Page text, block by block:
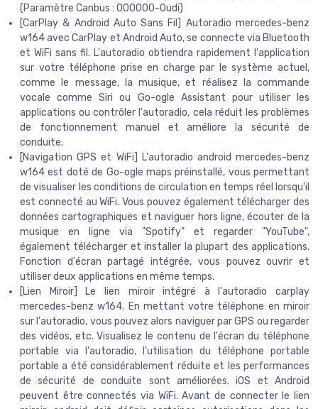
(Paramètre Canbus : 000000-Oudi)
[CarPlay & Android Auto Sans Fil] Autoradio mercedes-benz
w164 avec CarPlay et Android Auto, se connecte via Bluetooth
et WiFi sans fil. L'autoradio obtiendra rapidement l'application
sur votre téléphone prise en charge par le système actuel,
comme le message, la musique, et réalisez la commande
vocale comme Siri ou Go-ogle Assistant pour utiliser les
applications ou contrôler l'autoradio, cela réduit les problèmes
de fonctionnement manuel et améliore la sécurité de
conduite.
[Navigation GPS et WiFi] L'autoradio android mercedes-benz
w164 est doté de Go-ogle maps préinstallé, vous permettant
de visualiser les conditions de circulation en temps réel lorsqu'il
est connecté au WiFi. Vous pouvez également télécharger des
données cartographiques et naviguer hors ligne, écouter de la
musique en ligne via "Spotify" et regarder "YouTube",
également télécharger et installer la plupart des applications.
Fonction d'écran partagé intégrée, vous pouvez ouvrir et
utiliser deux applications en même temps.
[Lien Miroir] Le lien miroir intégré à l'autoradio carplay
mercedes-benz w164. En mettant votre téléphone en miroir
sur l'autoradio, vous pouvez alors naviguer par GPS ou regarder
des vidéos, etc. Visualisez le contenu de l'écran du téléphone
portable via l'autoradio, l'utilisation du téléphone portable
portable a été considérablement réduite et les performances
de sécurité de conduite sont améliorées. iOS et Android
peuvent être connectés via WiFi. Avant de connecter le lien